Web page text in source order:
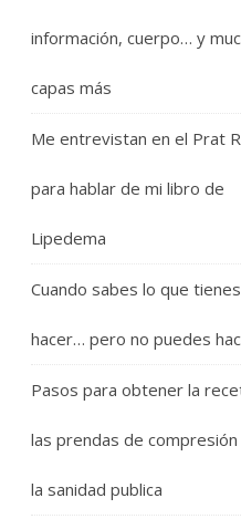
información, cuerpo… y
capas más
Me entrevistan en el Prat
para hablar de mi libro de
Lipedema
Cuando sabes lo que
hacer… pero no puedes
Pasos para obtener la
las prendas de
la sanidad publica